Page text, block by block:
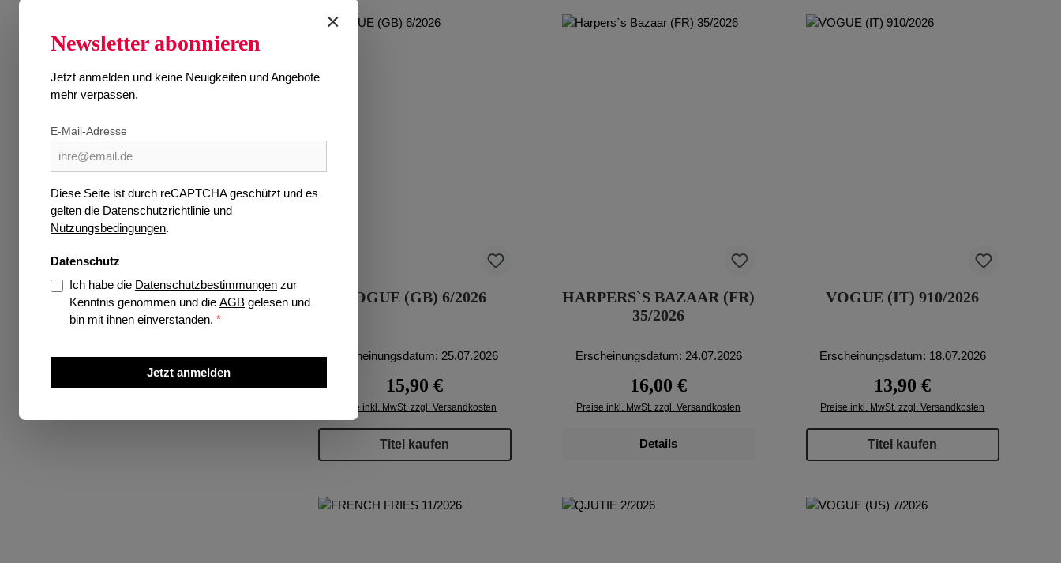
VOGUE (GB) 6/2026
Erscheinungsdatum: 25.07.2026
Regulärer Preis:
15,90 €
Preise inkl. MwSt. zzgl. Versandkosten
Titel kaufen
HARPERS`S BAZAAR (FR)
35/2026
Erscheinungsdatum: 24.07.2026
Regulärer Preis:
16,00 €
Preise inkl. MwSt. zzgl. Versandkosten
Details
VOGUE (IT) 910/2026
Erscheinungsdatum: 18.07.2026
Regulärer Preis:
13,90 €
Preise inkl. MwSt. zzgl. Versandkosten
Titel kaufen
×
Newsletter abonnieren
Jetzt anmelden und keine Neuigkeiten und Angebote
mehr verpassen.
E-Mail-Adresse
Diese Seite ist durch reCAPTCHA geschützt und es
gelten die Datenschutzrichtlinie und
Nutzungsbedingungen.
Datenschutz
Ich habe die Datenschutzbestimmungen zur
Kenntnis genommen und die AGB gelesen und
bin mit ihnen einverstanden. *
Jetzt anmelden